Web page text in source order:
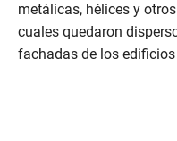
metálicas, hélices y
cuales quedaron
fachadas de los